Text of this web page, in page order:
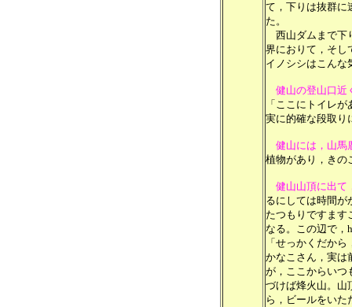
て，下りは抜群に
た。
西山ダムまで下
界におりて，そし
イノシシはこんな
健山の登山口近
「ここにトイレ
実に的確な段取り
健山には，山馬
植物があり，きの
健山山頂に出て
るにしては時間が
たつもりですます
なる。この辺で，
「せっかくだか
かなこさん，実は
が，ここからいつ
づけば烽火山。山
ら，ビールをい